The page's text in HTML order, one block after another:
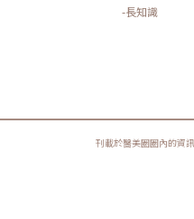
-長知識
刊載於醫美圈圈內的資